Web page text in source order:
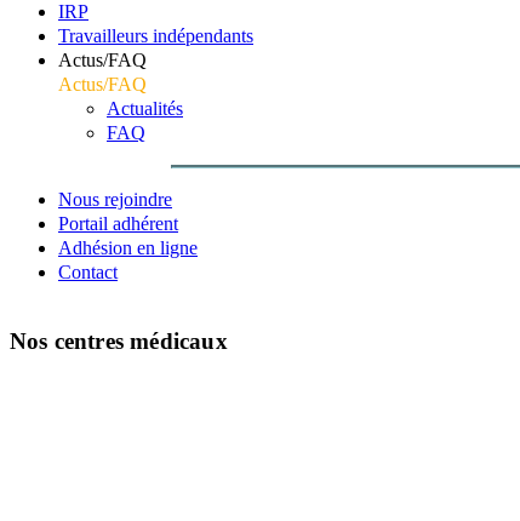
IRP
Travailleurs indépendants
Actus/FAQ
Actus/FAQ
Actualités
FAQ
Nous rejoindre
Portail adhérent
Adhésion en ligne
Contact
Nos centres médicaux